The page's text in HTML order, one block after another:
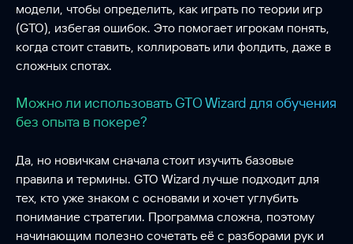
модели, чтобы определить, как играть по теории игр
(GTO), избегая ошибок. Это помогает игрокам понять,
когда стоит ставить, коллировать или фолдить, даже в
сложных спотах.
Можно ли использовать GTO Wizard для обучения
без опыта в покере?
Да, но новичкам сначала стоит изучить базовые
правила и термины. GTO Wizard лучше подходит для
тех, кто уже знаком с основами и хочет углубить
понимание стратегии. Программа сложна, поэтому
начинающим полезно сочетать её с разборами рук и